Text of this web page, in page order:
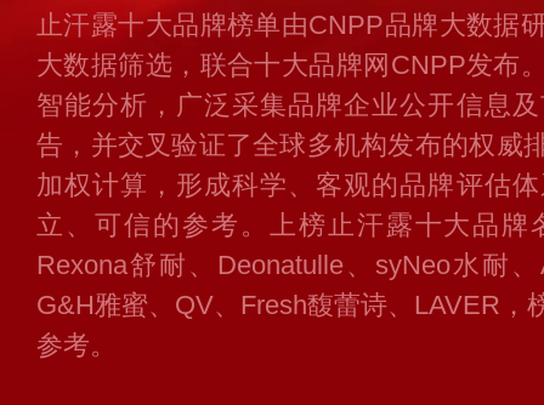
止汗露十大品牌榜单由CNPP品牌大数据
大数据筛选，联合十大品牌网CNPP发布
智能分析，广泛采集品牌企业公开信息
告，并交叉验证了全球多机构发布的权威
加权计算，形成科学、客观的品牌评估
立、可信的参考。上榜止汗露十大品牌
Rexona舒耐、Deonatulle、syNeo水耐
G&H雅蜜、QV、Fresh馥蕾诗、LAVER，
参考。